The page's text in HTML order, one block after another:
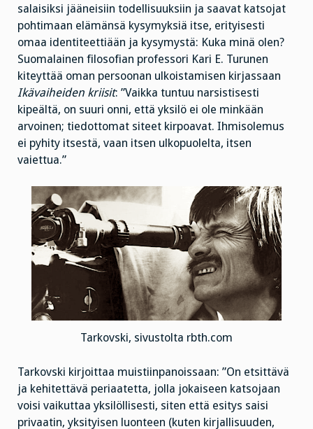
salaisiksi jääneisiin todellisuuksiin ja saavat katsojat
pohtimaan elämänsä kysymyksiä itse, erityisesti
omaa identiteettiään ja kysymystä: Kuka minä olen?
Suomalainen filosofian professori Kari E. Turunen
kiteyttää oman persoonan ulkoistamisen kirjassaan
Ikävaiheiden kriisit: ”Vaikka tuntuu narsistisesti
kipeältä, on suuri onni, että yksilö ei ole minkään
arvoinen; tiedottomat siteet kirpoavat. Ihmisolemus
ei pyhity itsestä, vaan itsen ulkopuolelta, itsen
vaiettua.”
Tarkovski, sivustolta rbth.com
Tarkovski kirjoittaa muistiinpanoissaan: ”On etsittävä
ja kehitettävä periaatetta, jolla jokaiseen katsojaan
voisi vaikuttaa yksilöllisesti, siten että esitys saisi
privaatin, yksityisen luonteen (kuten kirjallisuuden,